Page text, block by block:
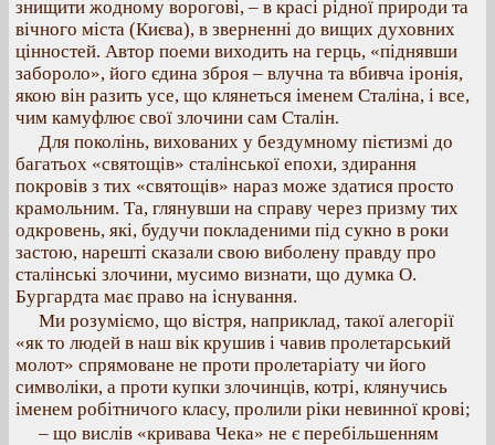
знищити жодному ворогові, – в красі рідної природи та
вічного міста (Києва), в зверненні до вищих духовних
цінностей. Автор поеми виходить на герць, «піднявши
забороло», його єдина зброя – влучна та вбивча іронія,
якою він разить усе, що клянеться іменем Сталіна, і все,
чим камуфлює свої злочини сам Сталін.
Для поколінь, вихованих у бездумному пієтизмі до
багатьох «святощів» сталінської епохи, здирання
покровів з тих «святощів» нараз може здатися просто
крамольним. Та, глянувши на справу через призму тих
одкровень, які, будучи покладеними під сукно в роки
застою, нарешті сказали свою виболену правду про
сталінські злочини, мусимо визнати, що думка О.
Бургардта має право на існування.
Ми розуміємо, що вістря, наприклад, такої алегорії
«як то людей в наш вік крушив і чавив пролетарський
молот» спрямоване не проти пролетаріату чи його
символіки, а проти купки злочинців, котрі, клянучись
іменем робітничого класу, пролили ріки невинної крові;
– що вислів «кривава Чека» не є перебільшенням